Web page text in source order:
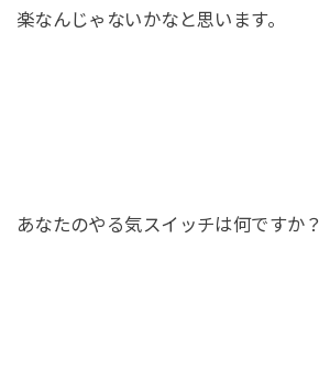
楽なんじゃないかなと思います。
あなたのやる気スイッチは何ですか？